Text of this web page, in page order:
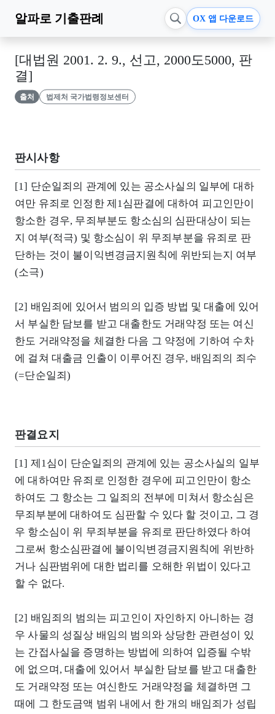
알파로 기출판례 OX 앱 다운로드
[대법원 2001. 2. 9., 선고, 2000도5000, 판
결]
출처 법제처 국가법령정보센터
판시사항
[1] 단순일죄의 관계에 있는 공소사실의 일부에 대하
여만 유죄로 인정한 제1심판결에 대하여 피고인만이
항소한 경우, 무죄부분도 항소심의 심판대상이 되는
지 여부(적극) 및 항소심이 위 무죄부분을 유죄로 판
단하는 것이 불이익변경금지원칙에 위반되는지 여부
(소극)
[2] 배임죄에 있어서 범의의 입증 방법 및 대출에 있어
서 부실한 담보를 받고 대출한도 거래약정 또는 여신
한도 거래약정을 체결한 다음 그 약정에 기하여 수차
에 걸쳐 대출금 인출이 이루어진 경우, 배임죄의 죄수
(=단순일죄)
판결요지
[1] 제1심이 단순일죄의 관계에 있는 공소사실의 일부
에 대하여만 유죄로 인정한 경우에 피고인만이 항소
하여도 그 항소는 그 일죄의 전부에 미쳐서 항소심은
무죄부분에 대하여도 심판할 수 있다 할 것이고, 그 경
우 항소심이 위 무죄부분을 유죄로 판단하였다 하여
그로써 항소심판결에 불이익변경금지원칙에 위반하
거나 심판범위에 대한 법리를 오해한 위법이 있다고
할 수 없다.
[2] 배임죄의 범의는 피고인이 자인하지 아니하는 경
우 사물의 성질상 배임의 범의와 상당한 관련성이 있
는 간접사실을 증명하는 방법에 의하여 입증될 수밖
에 없으며, 대출에 있어서 부실한 담보를 받고 대출한
도 거래약정 또는 여신한도 거래약정을 체결하면 그
때에 그 한도금액 범위 내에서 한 개의 배임죄가 성립